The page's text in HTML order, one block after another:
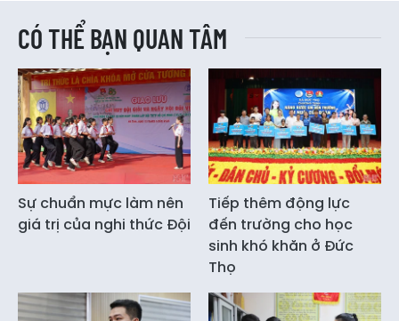
CÓ THỂ BẠN QUAN TÂM
Sự chuẩn mực làm nên
giá trị của nghi thức Đội
Tiếp thêm động lực
đến trường cho học
sinh khó khăn ở Đức
Thọ